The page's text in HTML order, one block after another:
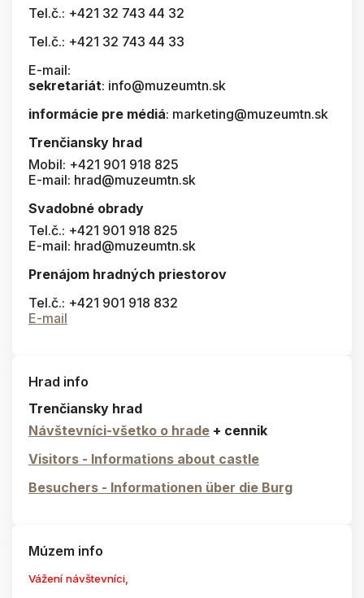
Tel.č.: +421 32 743 44 32
Tel.č.: +421 32 743 44 33
E-mail:
sekretariát: info@muzeumtn.sk
informácie pre médiá: marketing@muzeumtn.sk
Trenčiansky hrad
Mobil: +421 901 918 825
E-mail: hrad@muzeumtn.sk
Svadobné obrady
Tel.č.: +421 901 918 825
E-mail: hrad@muzeumtn.sk
Prenájom hradných priestorov
Tel.č.: +421 901 918 832
E-mail
Hrad info
Trenčiansky hrad
Návštevníci-všetko o hrade + cennik
Visitors - Informations about castle
Besuchers - Informationen über die Burg
Múzem info
Vážení návštevníci,